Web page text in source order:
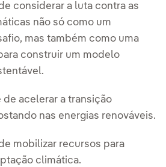
considerar a luta contra as
não só como um
mas também como uma
construir um modelo
acelerar a transição
nas energias renováveis.
mobilizar recursos para
climática.